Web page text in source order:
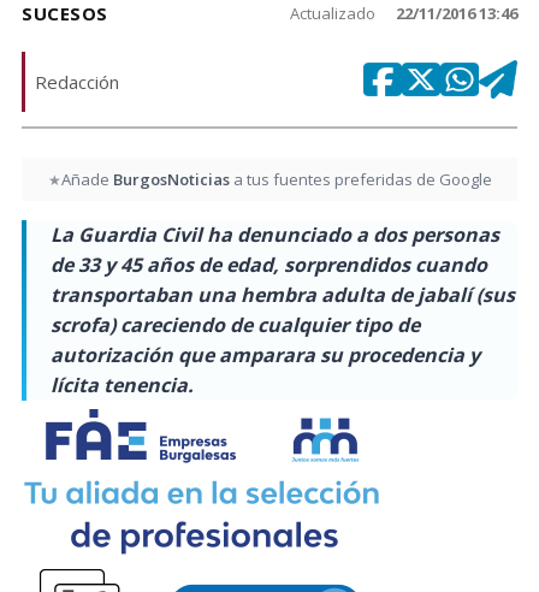
SUCESOS Actualizado 22/11/2016 13:46
Redacción
★Añade BurgosNoticiasa tus fuentes preferidas de Google
La Guardia Civil ha denunciado a dos personas
de 33 y 45 años de edad, sorprendidos cuando
transportaban una hembra adulta de jabalí (sus
scrofa) careciendo de cualquier tipo de
autorización que amparara su procedencia y
lícita tenencia.